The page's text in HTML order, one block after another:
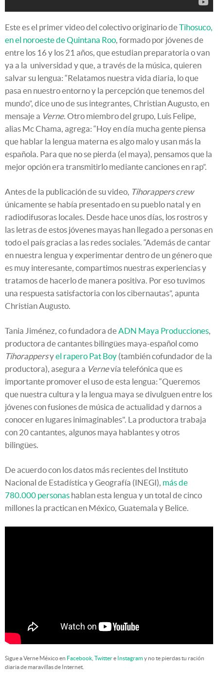
Este es el primer video del colectivo originario deTihosuco,
en el noroeste de Quintana Roo, formado por jóvenes de
entre los 16 y los 21 años, que estudian preparatoria o van
ya a la universidad y que, a través de la música, quieren
salvar su lengua: “Relatamos nuestra vida diaria, lo que
pasa en nuestro entorno y la percepción que tenemos del
mundo”, dice uno de sus integrantes, Christian Augusto, en
mensaje a Verne. Otro miembro del grupo, Luis Felipe,
alias Mc Chama, agrega: “Hoy en día mucha gente piensa
que hablar la lengua materna es algo malo y usan más la
española. Para que no se pierda (el maya), pensamos que la
mejor opción era transmitirlo mediante canciones en rap”.
Antes de la publicación de su video, Tihorappers crew
únicamente se había presentado en su pueblo natal y en
radiodifusoras locales. Desde hace unos días, los rostros y
las letras de estos jóvenes mayas han llegado a personas en
todo el país gracias a las redes sociales. “Además de cantar
en nuestra lengua y experimentar dentro de un género que
es muy interesante, compartimos nuestras experiencias y
tratamos de hacerlo de manera positiva. Por eso tuvimos
una respuesta satisfactoria con los cibernautas”, apunta
Christian Augusto.
Tania Jiménez, co fundadora deADN Maya Producciones,
productora de cantantes bilingües maya-español como
Tihorappersyel rapero Pat Boy (también cofundador de la
productora), asegura a Vernevía telefónica que es
importante promover el uso de esta lengua: “Queremos
que nuestra cultura y la lengua maya se divulguen entre los
jóvenes con fusiones de música de actualidad y darnos a
conocer en lugares inimaginables". La productora trabaja
con 20 cantantes, algunos maya hablantes y otros
bilingües.
De acuerdo con los datos más recientes del Instituto
Nacional de Estadística y Geografía (INEGI), más de
780.000 personas hablan esta lengua y un total de cinco
millones la practican en México, Guatemala y Belice.
Sigue a Verne México en Facebook Twittere Instagramy no te pierdas tu ración
diaria de maravillas de Internet.